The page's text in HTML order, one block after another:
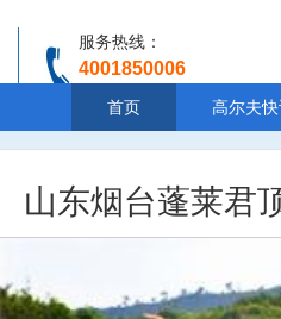
服务热线：
4001850006
首页 高尔夫
山东烟台蓬莱君